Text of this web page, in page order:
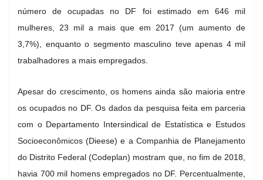
número de ocupadas no DF foi estimado em 646 mil
mulheres, 23 mil a mais que em 2017 (um aumento de
3,7%), enquanto o segmento masculino teve apenas 4 mil
trabalhadores a mais empregados.
Apesar do crescimento, os homens ainda são maioria entre
os ocupados no DF. Os dados da pesquisa feita em parceria
com o Departamento Intersindical de Estatística e Estudos
Socioeconômicos (Dieese) e a Companhia de Planejamento
do Distrito Federal (Codeplan) mostram que, no fim de 2018,
havia 700 mil homens empregados no DF. Percentualmente,